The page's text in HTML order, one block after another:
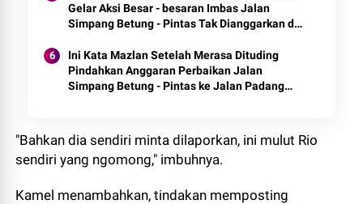
Gelar Aksi Besar - besaran Imbas Jalan
Simpang Betung - Pintas Tak Dianggarkan di
Ini Kata Mazlan Setelah Merasa Dituding
Pindahkan Anggaran Perbaikan Jalan
Simpang Betung - Pintas ke Jalan Padang
"Bahkan dia sendiri minta dilaporkan, ini mulut Rio
sendiri yang ngomong," imbuhnya.
Kamel menambahkan, tindakan memposting